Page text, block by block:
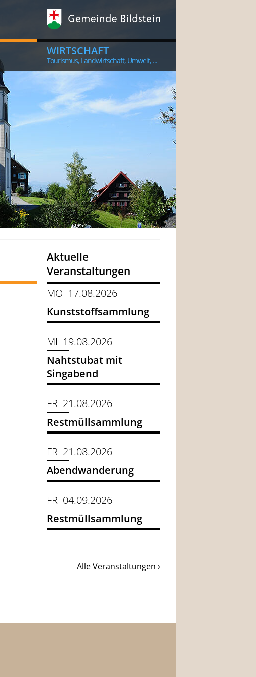
WIRTSCHAFT
Tourismus, Landwirtschaft, Umwelt, ...
Aktuelle
Veranstaltungen
MO 17.08.2026
Kunststoffsammlung
MI 19.08.2026
Nahtstubat mit
Singabend
FR 21.08.2026
Restmüllsammlung
FR 21.08.2026
Abendwanderung
FR 04.09.2026
Restmüllsammlung
Alle Veranstaltungen ›